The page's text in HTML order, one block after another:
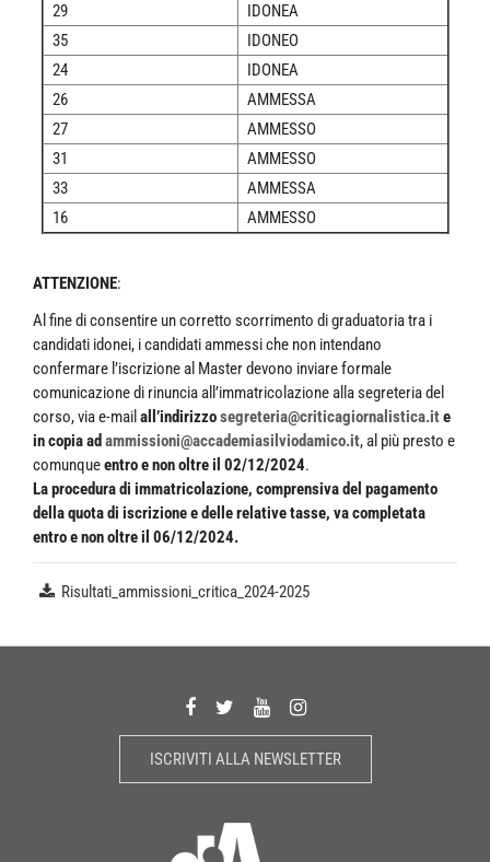
29
IDONEA
35
IDONEO
24
IDONEA
26
AMMESSA
27
AMMESSO
31
AMMESSO
33
AMMESSA
16
AMMESSO
ATTENZIONE:
Al fine di consentire un corretto scorrimento di graduatoria tra i
candidati idonei, i candidati ammessi che non intendano
confermare l’iscrizione al Master devono inviare formale
comunicazione di rinuncia all’immatricolazione alla segreteria del
corso, via e-mail all’indirizzosegreteria@criticagiornalistica.ite
in copia ad ammissioni@accademiasilviodamico.it, al più presto e
comunqueentro e non oltre il 02/12/2024.
La procedura di immatricolazione, comprensiva del pagamento
della quota di iscrizione e delle relative tasse, va completata
entro e non oltre il 06/12/2024.
Risultati_ammissioni_critica_2024-2025
ISCRIVITI ALLA NEWSLETTER